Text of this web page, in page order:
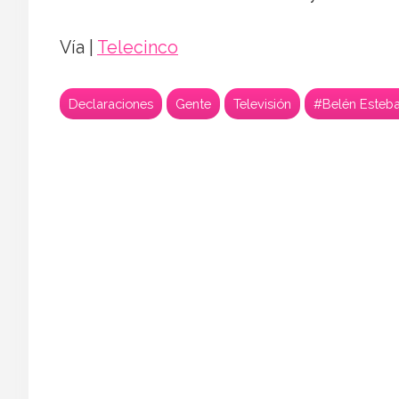
Vía | Telecinco
Declaraciones Gente Televisión #Belén